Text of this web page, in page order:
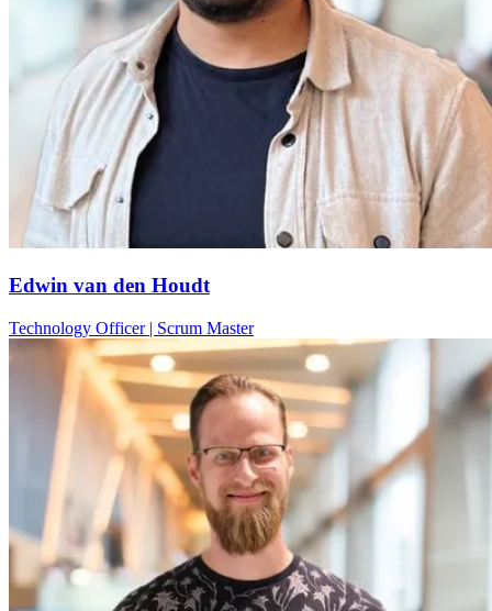
Edwin van den Houdt
Technology Officer | Scrum Master